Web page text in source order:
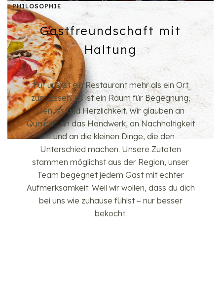
PHILOSOPHIE
Gastfreundschaft mit
Haltung
Für uns ist ein Restaurant mehr als ein Ort
zum Essen. Es ist ein Raum für Begegnung,
Genuss und Herzlichkeit. Wir glauben an
Qualität, an das Handwerk, an Nachhaltigkeit
– und an die kleinen Dinge, die den
Unterschied machen. Unsere Zutaten
stammen möglichst aus der Region, unser
Team begegnet jedem Gast mit echter
Aufmerksamkeit. Weil wir wollen, dass du dich
bei uns wie zuhause fühlst – nur besser
bekocht.